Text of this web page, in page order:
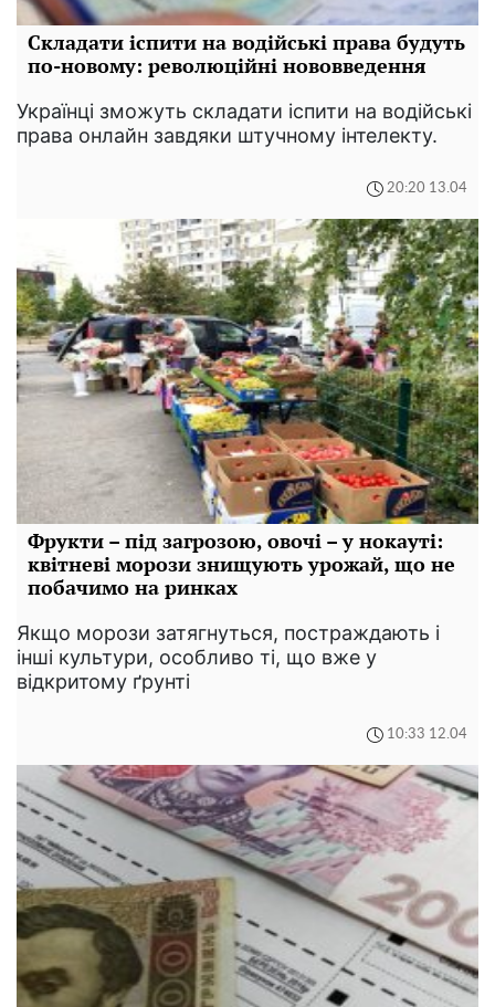
Складати іспити на водійські права будуть
по-новому: революційні нововведення
Українці зможуть складати іспити на водійські
права онлайн завдяки штучному інтелекту.
20:20 13.04
Фрукти – під загрозою, овочі – у нокауті:
квітневі морози знищують урожай, що не
побачимо на ринках
Якщо морози затягнуться, постраждають і
інші культури, особливо ті, що вже у
відкритому ґрунті
10:33 12.04